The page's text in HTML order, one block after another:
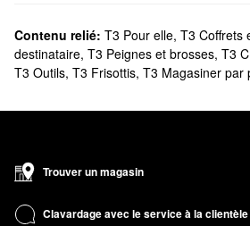
Contenu relié: T3 Pour elle, T3 Coffrets
destinataire, T3 Peignes et brosses, T3
T3 Outils, T3 Frisottis, T3 Magasiner par
Trouver un magasin
Clavardage avec le service à la clientèle